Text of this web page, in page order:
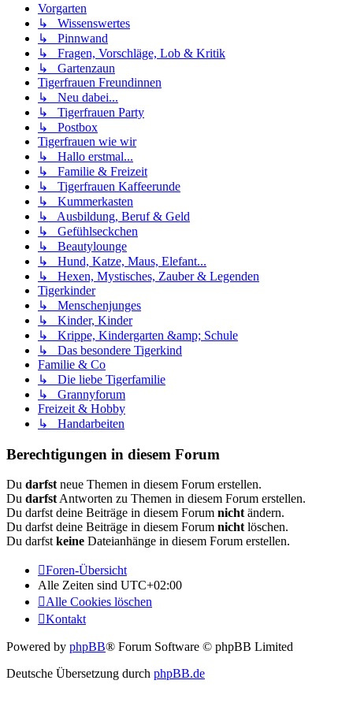
Vorgarten
↳ Wissenswertes
↳ Pinnwand
↳ Fragen, Vorschläge, Lob & Kritik
↳ Gartenzaun
Tigerfrauen Freundinnen
↳ Neu dabei...
↳ Tigerfrauen Party
↳ Postbox
Tigerfrauen wie wir
↳ Hallo erstmal...
↳ Familie & Freizeit
↳ Tigerfrauen Kaffeerunde
↳ Kummerkasten
↳ Ausbildung, Beruf & Geld
↳ Gefühlseckchen
↳ Beautylounge
↳ Hund, Katze, Maus, Elefant...
↳ Hexen, Mystisches, Zauber & Legenden
Tigerkinder
↳ Menschenjunges
↳ Kinder, Kinder
↳ Krippe, Kindergarten &amp; Schule
↳ Das besondere Tigerkind
Familie & Co
↳ Die liebe Tigerfamilie
↳ Grannyforum
Freizeit & Hobby
↳ Handarbeiten
Berechtigungen in diesem Forum
Du darfst neue Themen in diesem Forum erstellen.
Du darfst Antworten zu Themen in diesem Forum erstellen.
Du darfst deine Beiträge in diesem Forum nicht ändern.
Du darfst deine Beiträge in diesem Forum nicht löschen.
Du darfst keine Dateianhänge in diesem Forum erstellen.
Foren-Übersicht
Alle Zeiten sind UTC+02:00
Alle Cookies löschen
Kontakt
Powered by phpBB® Forum Software © phpBB Limited
Deutsche Übersetzung durch phpBB.de